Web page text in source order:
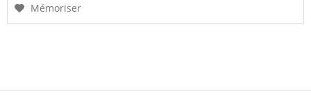
Mémoriser